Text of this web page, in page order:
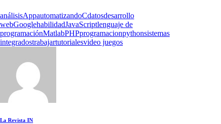
análisisAppautomatizandoCdatosdesarrollo
webGooglehabilidadJavaScriptlenguaje de
programaciónMatlabPHPprogramacionpythonsistemas
integradostrabajartutorialesvideo juegos
La Revista IN